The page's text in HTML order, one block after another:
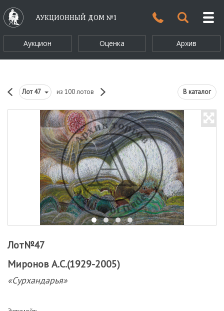
АУКЦИОННЫЙ ДОМ №1
Аукцион Оценка Архив
Лот47 из 100 лотов В каталог
Лот№47
Миронов А.С.(1929-2005)
«Сурхандарья»